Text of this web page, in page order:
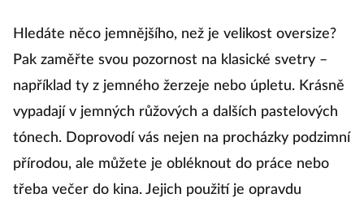
Hledáte něco jemnějšího, než je velikost oversize?
Pak zaměřte svou pozornost na klasické svetry –
například ty z jemného žerzeje nebo úpletu. Krásně
vypadají v jemných růžových a dalších pastelových
tónech. Doprovodí vás nejen na procházky podzimní
přírodou, ale můžete je obléknout do práce nebo
třeba večer do kina. Jejich použití je opravdu